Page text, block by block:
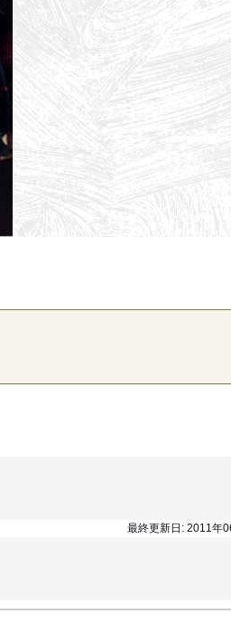
最終更新日: 2011年